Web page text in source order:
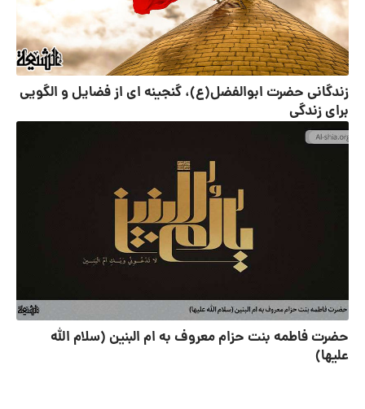
زندگانی حضرت ابوالفضل(ع)، گنجینه ای از فضایل و الگویی
برای زندگی
حضرت فاطمه بنت حزام معروف به ام البنین (سلام الله
علیها)